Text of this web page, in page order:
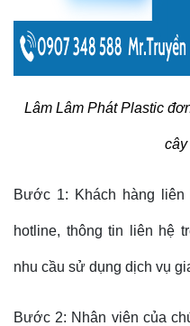
Lâm Lâm Phát Plastic
cây
Bước 1: Khách hàng
hotline, thông tin liên hệ
nhu cầu sử dụng dịch vụ
Bước 2: Nhân viên của